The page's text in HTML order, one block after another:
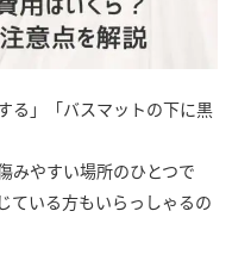
る」「バスマットの下に黒
みやすい場所のひとつで
ている方もいらっしゃるの